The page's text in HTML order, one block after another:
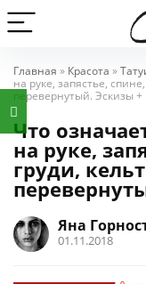
Главная » Красота »
на руке, запястье,
перевернутый. Эскизы
Что
на руке,
груди,
Яна
01.11.2018